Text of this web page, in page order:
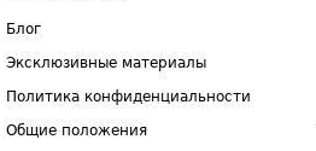
Блог
Эксклюзивные материалы
Политика конфиденциальности
Общие положения